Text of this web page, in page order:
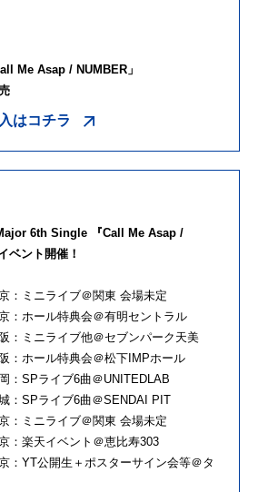
Me Asap / NUMBER」
はコチラ
6th Single 『Call Me Asap /
ベント開催！
：ミニライブ＠関東 会場未定
：ホール特典会＠有明セントラル
：ミニライブ他＠セブンパーク天美
：ホール特典会＠松下IMPホール
：SPライブ6曲＠UNITEDLAB
：SPライブ6曲＠SENDAI PIT
：ミニライブ＠関東 会場未定
：楽天イベント＠恵比寿303
：YT公開生＋ポスターサイン会等＠タ